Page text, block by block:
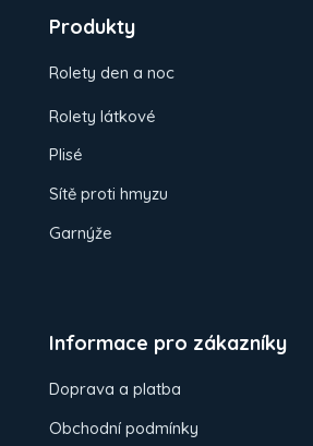
Produkty
Rolety den a noc
Rolety látkové
Plisé
Sítě proti hmyzu
Garnýže
Informace pro zákazníky
Doprava a platba
Obchodní podmínky